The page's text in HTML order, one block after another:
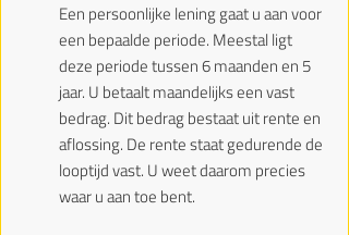
Een persoonlijke lening gaat u aan voor
een bepaalde periode. Meestal ligt
deze periode tussen 6 maanden en 5
jaar. U betaalt maandelijks een vast
bedrag. Dit bedrag bestaat uit rente en
aflossing. De rente staat gedurende de
looptijd vast. U weet daarom precies
waar u aan toe bent.